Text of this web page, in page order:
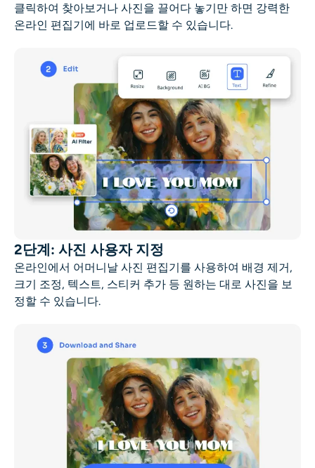
클릭하여 찾아보거나 사진을 끌어다 놓기만 하면 강력한
온라인 편집기에 바로 업로드할 수 있습니다.
2단계: 사진 사용자 지정
온라인에서 어머니날 사진 편집기를 사용하여 배경 제거,
크기 조정, 텍스트, 스티커 추가 등 원하는 대로 사진을 보
정할 수 있습니다.